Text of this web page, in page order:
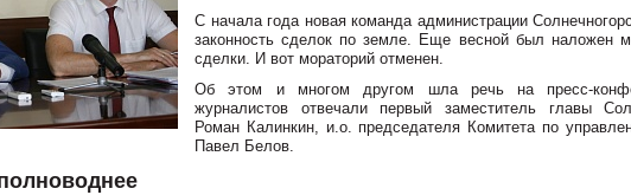
С начала года новая команда администрации
законность сделок по земле. Еще весной был наложен
сделки. И вот мораторий отменен.
Об этом и многом другом шла речь на пресс-
журналистов отвечали первый заместитель главы
Роман Калинкин, и.о. председателя Комитета по
Павел Белов.